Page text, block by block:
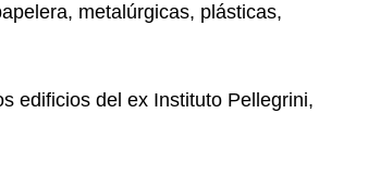
metalúrgicas, plásticas,
edificios del ex Instituto Pellegrini,